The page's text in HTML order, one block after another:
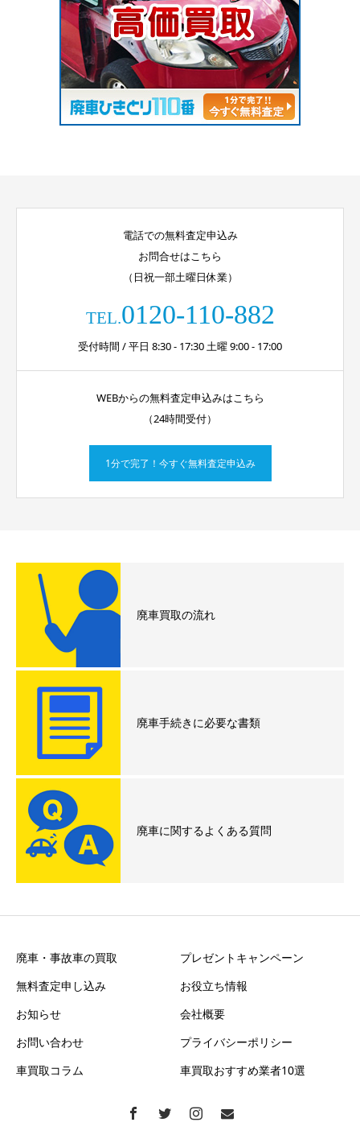
電話での無料査定申込み
お問合せはこちら
（日祝一部土曜日休業）
TEL.0120-110-882
受付時間 / 平日 8:30 - 17:30 土曜 9:00 - 17:00
WEBからの無料査定申込みはこちら
（24時間受付）
1分で完了！今すぐ無料査定申込み
廃車買取の流れ
廃車手続きに必要な書類
廃車に関するよくある質問
廃車・事故車の買取
プレゼントキャンペーン
無料査定申し込み
お役立ち情報
お知らせ
会社概要
お問い合わせ
プライバシーポリシー
車買取コラム
車買取おすすめ業者10選